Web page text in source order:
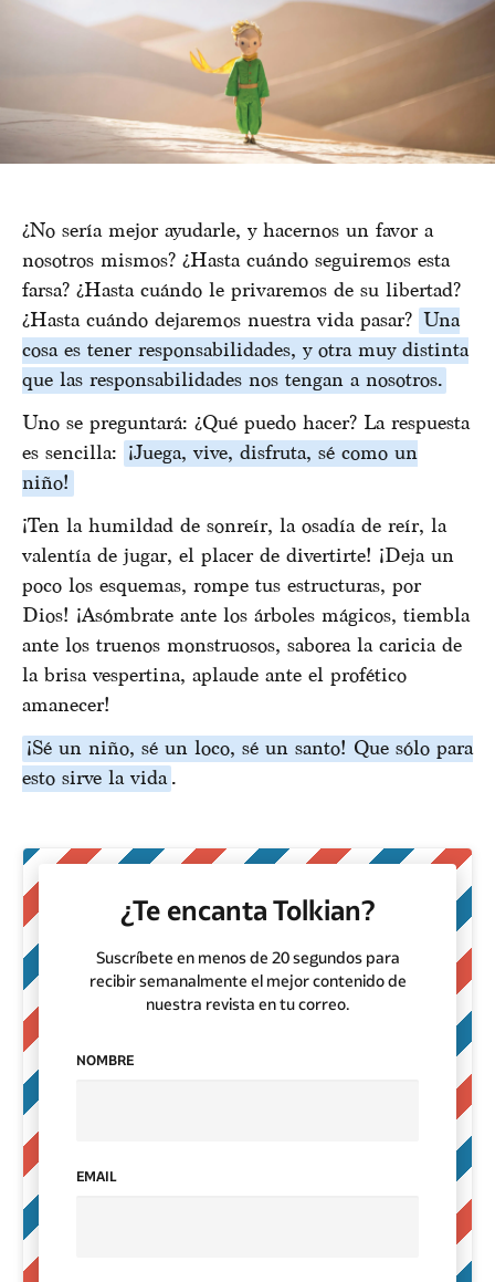
¿No sería mejor ayudarle, y hacernos un favor a
nosotros mismos? ¿Hasta cuándo seguiremos esta
farsa? ¿Hasta cuándo le privaremos de su libertad?
¿Hasta cuándo dejaremos nuestra vida pasar? Una
cosa es tener responsabilidades, y otra muy distinta
que las responsabilidades nos tengan a nosotros.
Uno se preguntará: ¿Qué puedo hacer? La respuesta
es sencilla: ¡Juega, vive, disfruta, sé como un
niño!
¡Ten la humildad de sonreír, la osadía de reír, la
valentía de jugar, el placer de divertirte! ¡Deja un
poco los esquemas, rompe tus estructuras, por
Dios! ¡Asómbrate ante los árboles mágicos, tiembla
ante los truenos monstruosos, saborea la caricia de
la brisa vespertina, aplaude ante el profético
amanecer!
¡Sé un niño, sé un loco, sé un santo! Que sólo para
esto sirve la vida .
¿Te encanta Tolkian?
Suscríbete en menos de 20 segundos para
recibir semanalmente el mejor contenido de
nuestra revista en tu correo.
NOMBRE
EMAIL